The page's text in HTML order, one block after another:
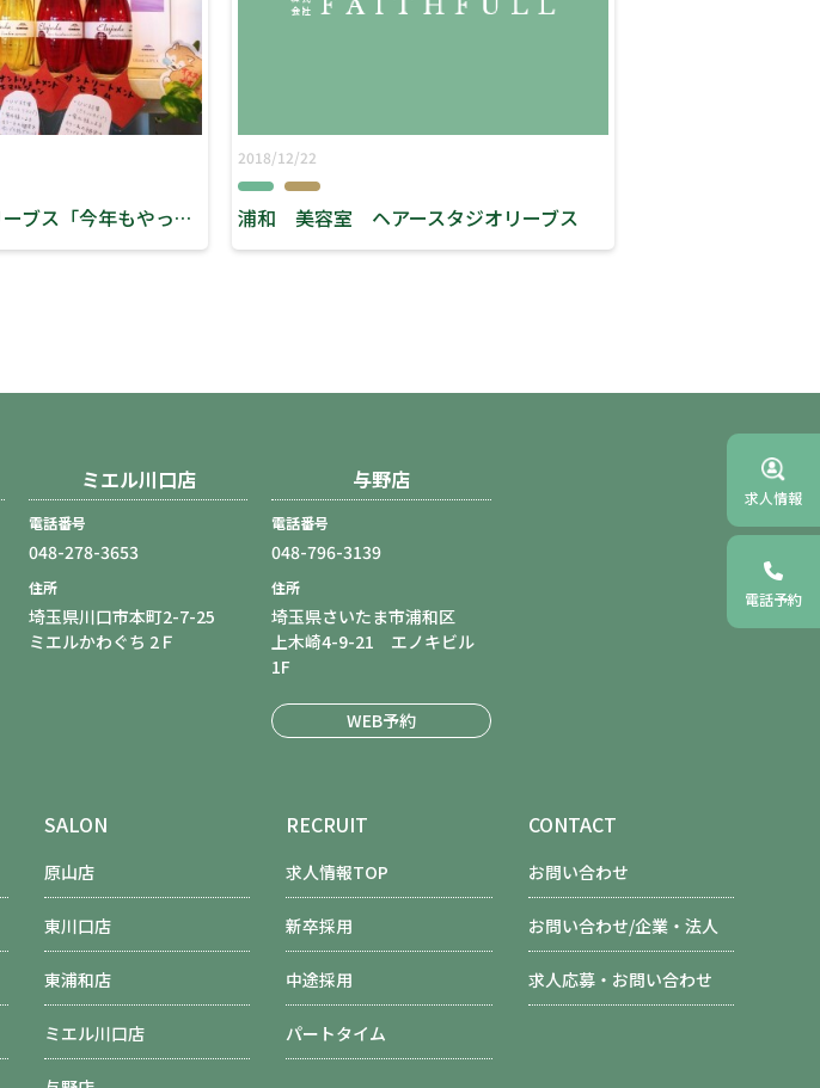
求人情報
電話予約
東川口 美容室 リーブス「今年もやってまいりました！！」
2018/12/22
浦和 美容室 ヘアースタジオリーブス
ミエル川口店
電話番号
048-278-3653
住所
埼玉県川口市本町2-7-25
ミエルかわぐち 2Ｆ
与野店
電話番号
048-796-3139
住所
埼玉県さいたま市浦和区
上木崎4-9-21 エノキビル
1F
WEB予約
SALON
原山店
東川口店
東浦和店
ミエル川口店
RECRUIT
求人情報TOP
新卒採用
中途採用
パートタイム
CONTACT
お問い合わせ
お問い合わせ/企業・法人
求人応募・お問い合わせ